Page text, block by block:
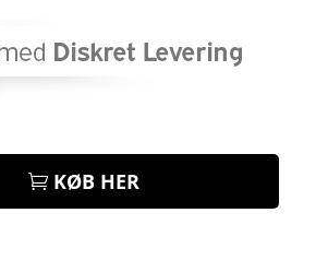
KØB HER